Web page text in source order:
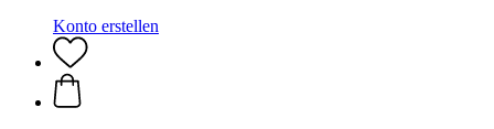
Konto erstellen